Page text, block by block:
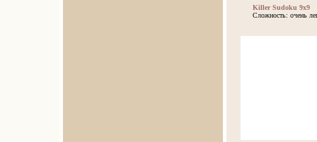
Killer Sudoku 9x9
Сложность: очень